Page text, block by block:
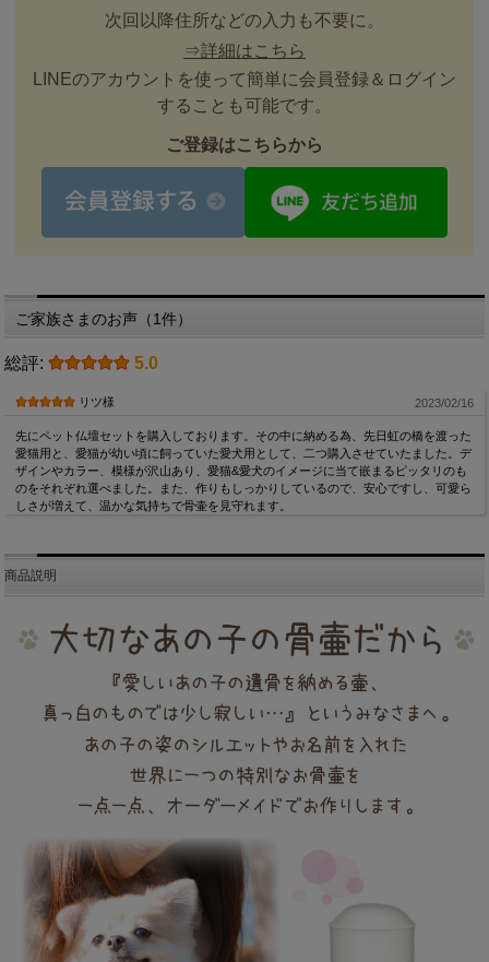
次回以降住所などの入力も不要に。
⇒詳細はこちら
LINEのアカウントを使って簡単に会員登録＆ログイン
することも可能です。
ご登録はこちらから
ご家族さまのお声（1件）
総評: 5.0
リツ様 2023/02/16
先にペット仏壇セットを購入しております。その中に納める為、先日虹の橋を渡った
愛猫用と、愛猫が幼い頃に飼っていた愛犬用として、二つ購入させていたました。デ
ザインやカラー、模様が沢山あり、愛猫&愛犬のイメージに当て嵌まるピッタリのも
のをそれぞれ選べました。また、作りもしっかりしているので、安心ですし、可愛ら
しさが増えて、温かな気持ちで骨壷を見守れます。
商品説明